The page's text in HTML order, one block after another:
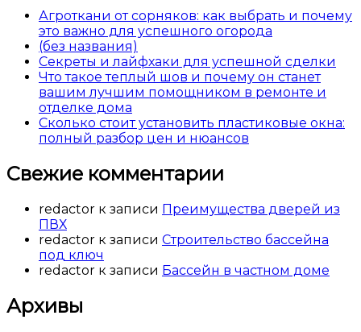
Агроткани от сорняков: как выбрать и почему
это важно для успешного огорода
(без названия)
Секреты и лайфхаки для успешной сделки
Что такое теплый шов и почему он станет
вашим лучшим помощником в ремонте и
отделке дома
Сколько стоит установить пластиковые окна:
полный разбор цен и нюансов
Свежие комментарии
redactor к записи Преимущества дверей из
ПВХ
redactor к записи Строительство бассейна
под ключ
redactor к записи Бассейн в частном доме
Архивы